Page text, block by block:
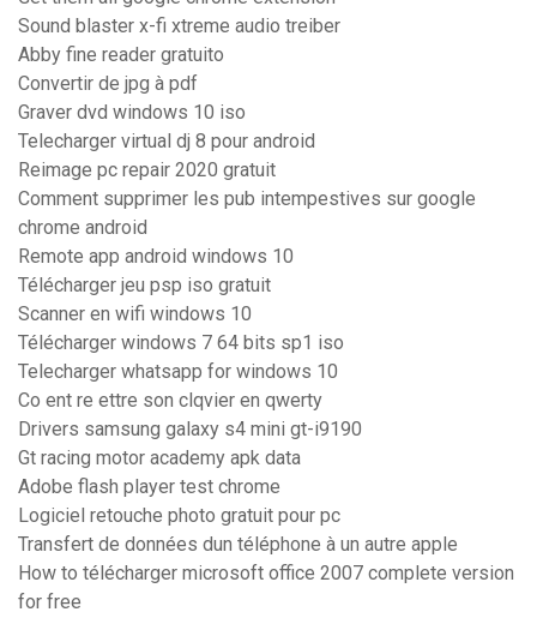
Sound blaster x-fi xtreme audio treiber
Abby fine reader gratuito
Convertir de jpg à pdf
Graver dvd windows 10 iso
Telecharger virtual dj 8 pour android
Reimage pc repair 2020 gratuit
Comment supprimer les pub intempestives sur google
chrome android
Remote app android windows 10
Télécharger jeu psp iso gratuit
Scanner en wifi windows 10
Télécharger windows 7 64 bits sp1 iso
Telecharger whatsapp for windows 10
Co ent re ettre son clqvier en qwerty
Drivers samsung galaxy s4 mini gt-i9190
Gt racing motor academy apk data
Adobe flash player test chrome
Logiciel retouche photo gratuit pour pc
Transfert de données dun téléphone à un autre apple
How to télécharger microsoft office 2007 complete version
for free